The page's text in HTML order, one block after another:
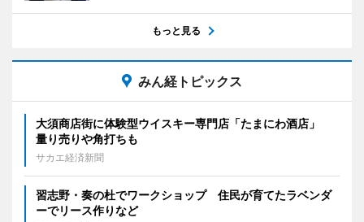
もっと見る
みん経トピックス
大須商店街に体験型ウイスキー専門店「たまにわ酒店」
量り売りや角打ちも
サカエ経済新聞
習志野・奏の杜でワークショップ 住民が育てたラベンダ
ーでリース作りなど